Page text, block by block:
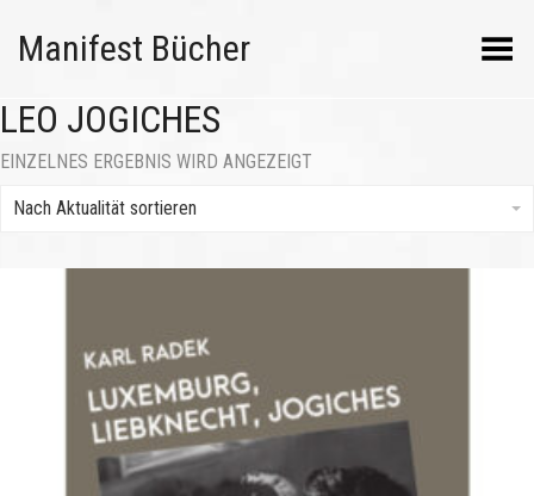
Manifest Bücher Menü umschalten
LEO JOGICHES
EINZELNES ERGEBNIS WIRD ANGEZEIGT
Nach Aktualität sortieren